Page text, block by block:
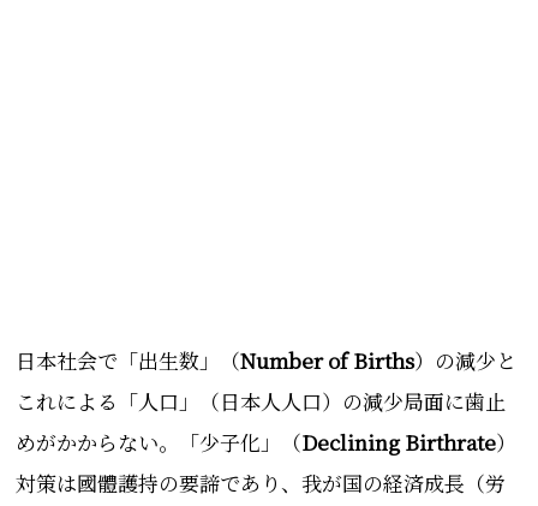
日本社会で「出生数」（Number of Births）の減少と
これによる「人口」（日本人人口）の減少局面に歯止
めがかからない。「少子化」（Declining Birthrate）
対策は國體護持の要諦であり、我が国の経済成長（労